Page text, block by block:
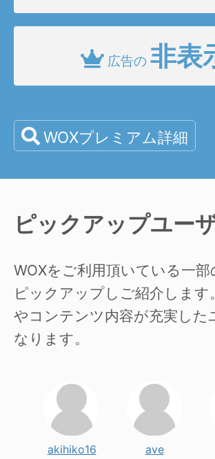
広告の 非表
WOXプレミアム詳細
ピックアップユー
WOXをご利用頂いている一部
ピックアップしご紹介します
やコンテンツ内容が充実した
なります。
akihiko16 ave